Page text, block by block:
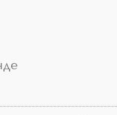
с ярким
амбры и бобов
фигуру.